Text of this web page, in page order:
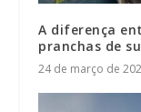
A diferença
pranchas de
24 de março de